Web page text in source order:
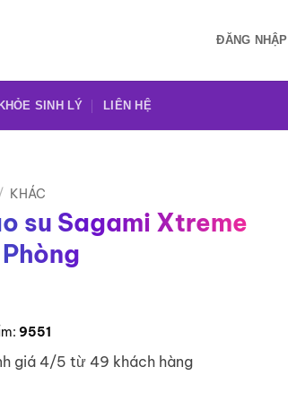
ĐĂNG NHẬP
SINH LÝ LIÊN HỆ
KHÁC
su Sagami Xtreme
9551
giá 4/5 từ 49 khách hàng